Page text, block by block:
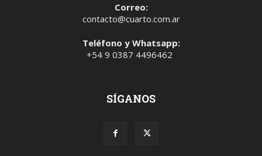
Correo:
contacto@cuarto.com.ar
Teléfono y Whatsapp:
+54 9 0387 4496462
SÍGANOS